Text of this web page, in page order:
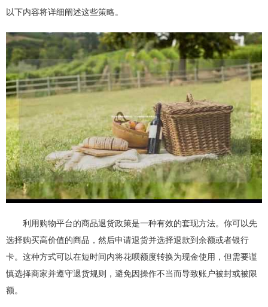
以下内容将详细阐述这些策略。
利用购物平台的商品退货政策是一种有效的套现方法。你可以先
选择购买高价值的商品，然后申请退货并选择退款到余额或者银行
卡。这种方式可以在短时间内将花呗额度转换为现金使用，但需要谨
慎选择商家并遵守退货规则，避免因操作不当而导致账户被封或被限
额。